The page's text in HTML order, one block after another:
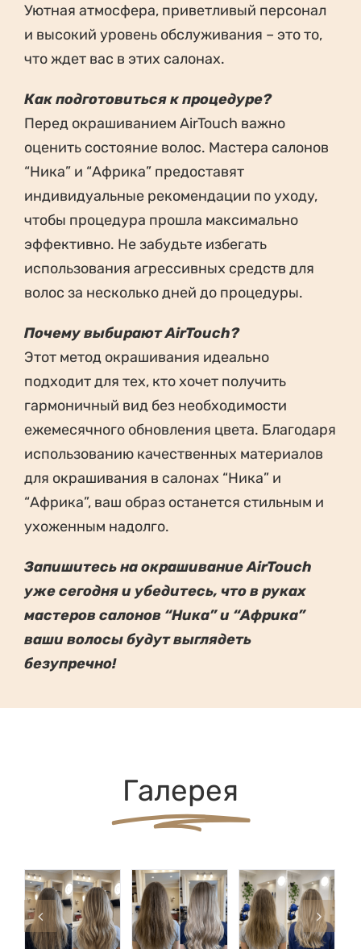
Уютная атмосфера, приветливый персонал
и высокий уровень обслуживания – это то,
что ждет вас в этих салонах.
Как подготовиться к процедуре?
Перед окрашиванием AirTouch важно
оценить состояние волос. Мастера салонов
“Ника” и “Африка” предоставят
индивидуальные рекомендации по уходу,
чтобы процедура прошла максимально
эффективно. Не забудьте избегать
использования агрессивных средств для
волос за несколько дней до процедуры.
Почему выбирают AirTouch?
Этот метод окрашивания идеально
подходит для тех, кто хочет получить
гармоничный вид без необходимости
ежемесячного обновления цвета. Благодаря
использованию качественных материалов
для окрашивания в салонах “Ника” и
“Африка”, ваш образ останется стильным и
ухоженным надолго.
Запишитесь на окрашивание AirTouch
уже сегодня и убедитесь, что в руках
мастеров салонов “Ника” и “Африка”
ваши волосы будут выглядеть
безупречно!
Галерея